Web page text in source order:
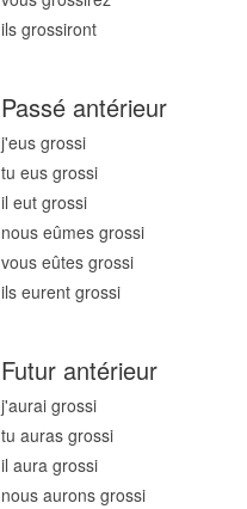
ils grossiront
Passé antérieur
j'eus grossi
tu eus grossi
il eut grossi
nous eûmes grossi
vous eûtes grossi
ils eurent grossi
Futur antérieur
j'aurai grossi
tu auras grossi
il aura grossi
nous aurons grossi